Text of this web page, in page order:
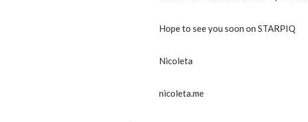
Hope to see you soon on STARPIQ
Nicoleta
nicoleta.me